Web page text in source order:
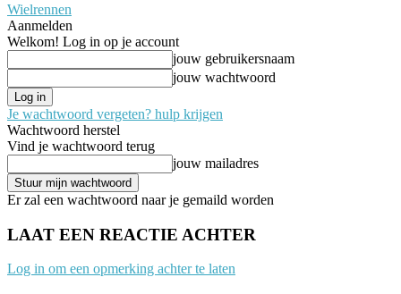
Wielrennen
Aanmelden
Welkom! Log in op je account
jouw gebruikersnaam
jouw wachtwoord
Je wachtwoord vergeten? hulp krijgen
Wachtwoord herstel
Vind je wachtwoord terug
jouw mailadres
Er zal een wachtwoord naar je gemaild worden
LAAT EEN REACTIE ACHTER
Log in om een opmerking achter te laten